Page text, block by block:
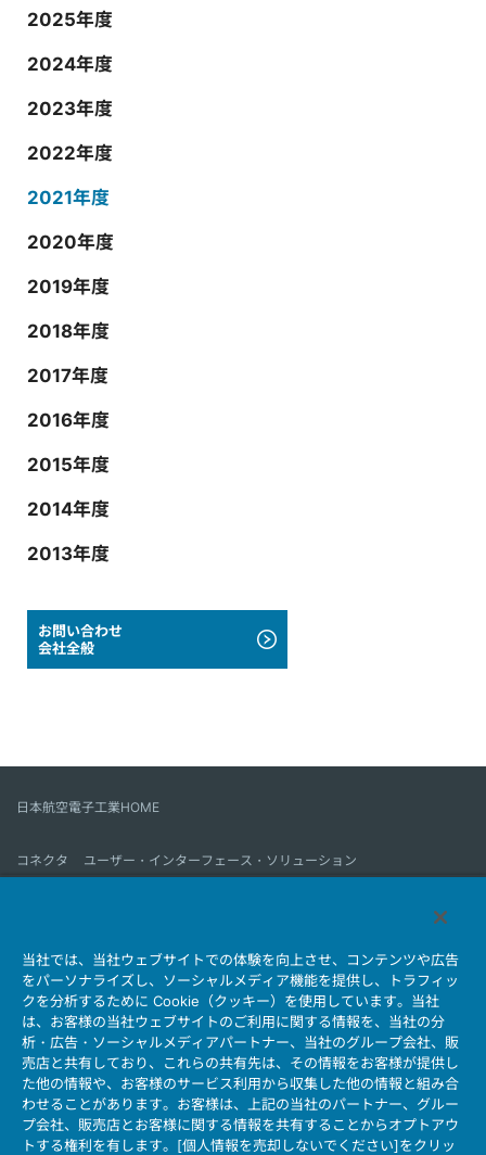
2025年度
2024年度
2023年度
2022年度
2021年度
2020年度
2019年度
2018年度
2017年度
2016年度
2015年度
2014年度
2013年度
お問い合わせ
会社全般
日本航空電子工業HOME
コネクタ
ユーザー・インターフェース・ソリューション
会社情報 サステナビリティ IR情報 採用情報
会社情報新着一覧
製品情報新着一覧
サイトマップ お問い合わせ
個人情報保護ポリシー
JAE Cookie Policy
ウェブアクセシビリティ方針
マイナンバー情報保護ポリシー
当社ウェブサイトのご利用について
ソーシャルメディア公式アカウント運用ポリシー
当社では、当社ウェブサイトでの体験を向上させ、コンテンツや広告
をパーソナライズし、ソーシャルメディア機能を提供し、トラフィッ
クを分析するために Cookie（クッキー）を使用しています。当社
は、お客様の当社ウェブサイトのご利用に関する情報を、当社の分
析・広告・ソーシャルメディアパートナー、当社のグループ会社、販
売店と共有しており、これらの共有先は、その情報をお客様が提供し
た他の情報や、お客様のサービス利用から収集した他の情報と組み合
わせることがあります。お客様は、上記の当社のパートナー、グルー
プ会社、販売店とお客様に関する情報を共有することからオプトアウ
トする権利を有します。[個人情報を売却しないでください]をクリッ